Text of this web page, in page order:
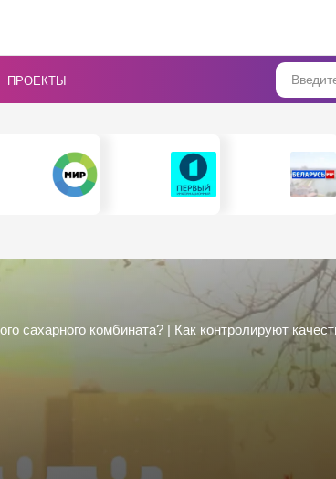
ПРОЕКТЫ
сахарного комбината? | Как контролируют